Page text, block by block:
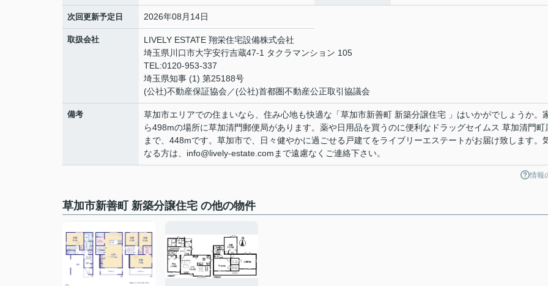
次回更新予定日 2026年08月14日
取扱会社
LIVELY ESTATE 翔栄住宅設備株式会社
埼玉県川口市大字安行吉蔵47-1 タクラマンション 105
TEL:0120-953-337
埼玉県知事 (1) 第25188号
(公社)不動産保証協会／(公社)首都圏不動産公正取引協議会
備考
草加市エリアでの住まいなら、住み心地も快適な「草加市新善町 新築分譲住宅 」はいかがでしょうか。
ら498mの場所に草加清門郵便局があります。薬や日用品を買うのに便利なドラッグセイムス 草加清門町
まで、448mです。草加市で、日々健やかに過ごせる戸建てをライブリーエステートがお届け致します。
なる方は、info@lively-estate.comまで遠慮なくご連絡下さい。
情報
草加市新善町 新築分譲住宅 の他の物件